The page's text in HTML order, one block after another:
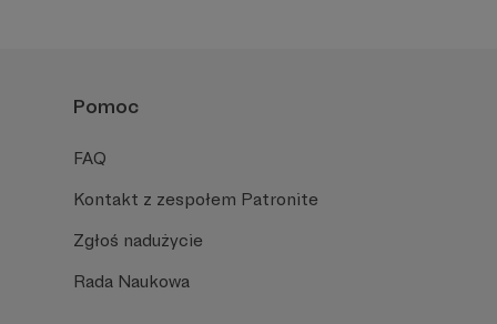
Pomoc
FAQ
Kontakt z zespołem Patronite
Zgłoś nadużycie
Rada Naukowa